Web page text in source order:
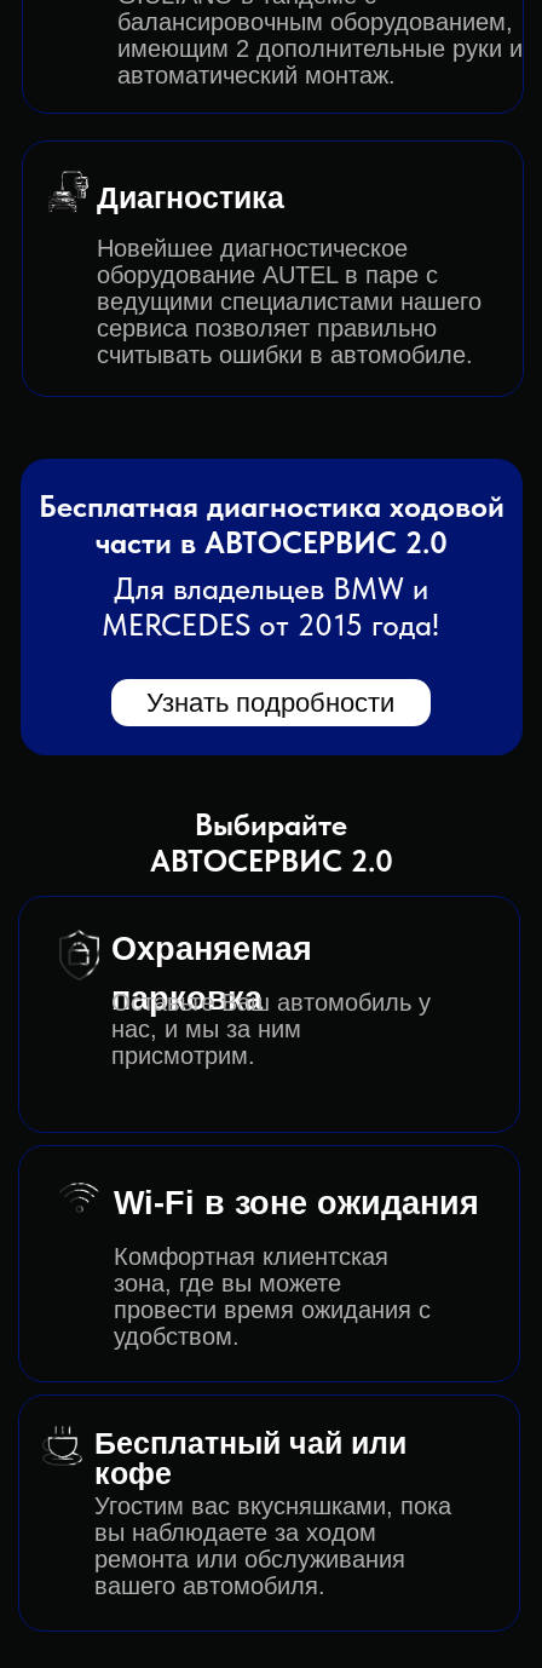
провести время ожидания с
удобством.
Угостим вас вкусняшками, пока
ремонта или обслуживания
вашего автомобиля.
Часто задаваемые вопросы:
Есть ли в наличии расходники или
нужно привозить с собой?
нас действует гарантия 1 год. Все
автомобиля есть в наличии или же
доставляются со склада в течении 40-
ка минут. Также мы производим
вашими расходниками и запчастями.
Чтобы уточнить наличие или срок
поставки не расходных запчастей -
можете оставить заявку на сайте или
подбора запчастей и консультации
специалиста.
ремонт моего автомобиля?
ожидания, а также бесплатный Wi-Fi.
автосервисом находится ТРЦ VEGAS
Кунцево, где вы можете провести
время, пока ваше авто находится у
нас. Также есть возможность оставить
авто на ремонт и забрать его на
следующий день (оговаривается при
записи или по прибытию в сервис).
Большая ли очередь на
обслуживание автомобиля?
Наш автосервис работает 7 дней в
оборудовании без выводных, мы
всегда найдем и подберем удобное
для вас время по предварительной
записи. Оставьте заявку на запись и
наш менеджер свяжется с вами в
течении 10-ти минут!
Какие марки авто вы
обслуживаете?
Наш автосервис проводит
обслуживание и ремонт любой марки
авто: от спорткаров до коммерческого
транспорта.